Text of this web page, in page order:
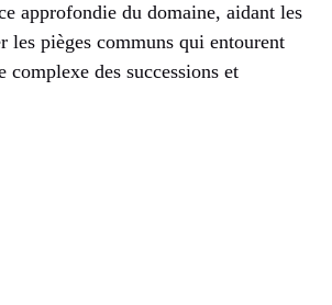
approfondie du domaine, aidant les
les pièges communs qui entourent
complexe des successions et